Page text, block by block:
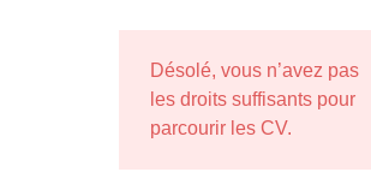
Désolé, vous n’avez pas
les droits suffisants pour
parcourir les CV.